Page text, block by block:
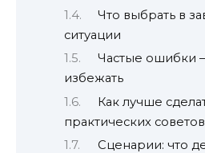
Что выбрать в
ситуации
Частые ошибки
избежать
Как лучше
практических советов
Сценарии: что